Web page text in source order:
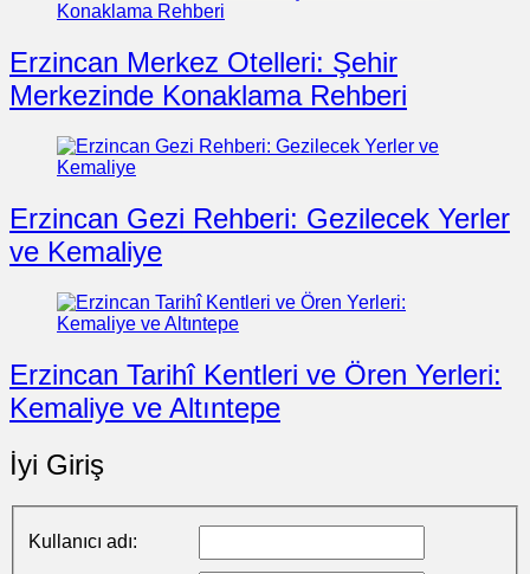
Erzincan Merkez Otelleri: Şehir
Merkezinde Konaklama Rehberi
Erzincan Gezi Rehberi: Gezilecek Yerler
ve Kemaliye
Erzincan Tarihî Kentleri ve Ören Yerleri:
Kemaliye ve Altıntepe
İyi Giriş
Kullanıcı adı: